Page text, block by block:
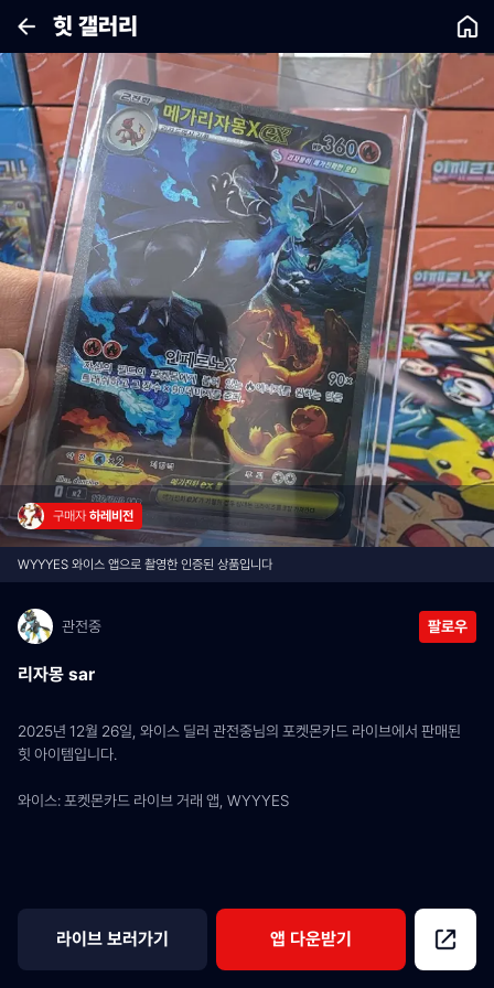
힛 갤러리
구매자 하레비전
WYYYES 와이스 앱으로 촬영한 인증된 상품입니다
관전중 팔로우
리자몽 sar
2025년 12월 26일, 와이스 딜러 관전중님의 포켓몬카드 라이브에서 판매된
힛 아이템입니다.
와이스: 포켓몬카드 라이브 거래 앱, WYYYES
라이브 보러가기 앱 다운받기